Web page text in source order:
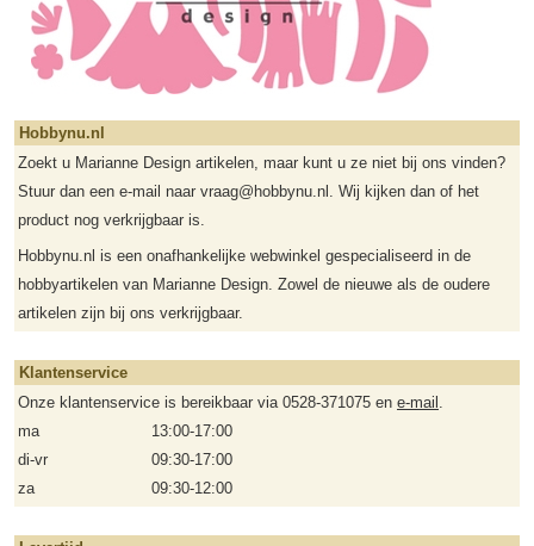
Hobbynu.nl
Zoekt u Marianne Design artikelen, maar kunt u ze niet bij ons vinden?
Stuur dan een e-mail naar vraag@hobbynu.nl. Wij kijken dan of het
product nog verkrijgbaar is.
Hobbynu.nl is een onafhankelijke webwinkel gespecialiseerd in de
hobbyartikelen van Marianne Design. Zowel de nieuwe als de oudere
artikelen zijn bij ons verkrijgbaar.
Klantenservice
Onze klantenservice is bereikbaar via 0528-371075 en e-mail .
ma
13:00-17:00
di-vr
09:30-17:00
za
09:30-12:00